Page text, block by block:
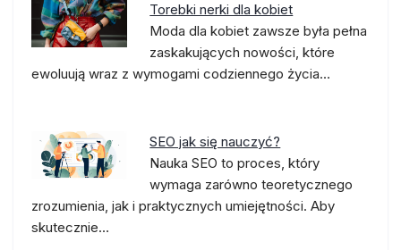
Torebki nerki dla kobiet
Moda dla kobiet zawsze była pełna
zaskakujących nowości, które
ewoluują wraz z wymogami codziennego życia…
SEO jak się nauczyć?
Nauka SEO to proces, który
wymaga zarówno teoretycznego
zrozumienia, jak i praktycznych umiejętności. Aby
skutecznie…